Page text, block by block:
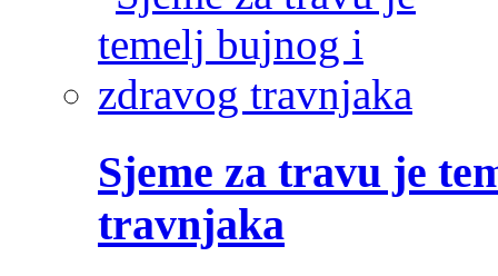
Sjeme za travu je
travnjaka